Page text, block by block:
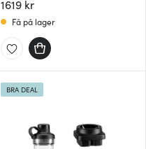
1619 kr
Få på lager
BRA DEAL